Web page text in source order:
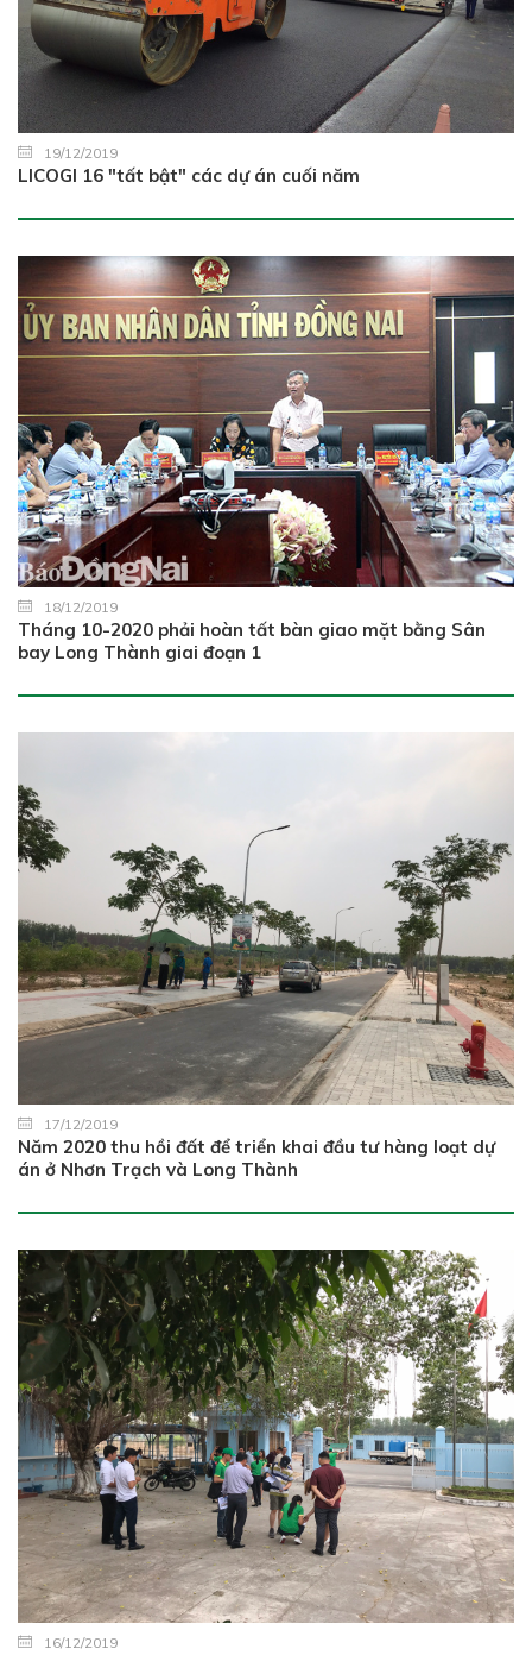
19/12/2019
LICOGI 16 "tất bật" các dự án cuối năm
18/12/2019
Tháng 10-2020 phải hoàn tất bàn giao mặt bằng Sân
bay Long Thành giai đoạn 1
17/12/2019
Năm 2020 thu hồi đất để triển khai đầu tư hàng loạt dự
án ở Nhơn Trạch và Long Thành
16/12/2019